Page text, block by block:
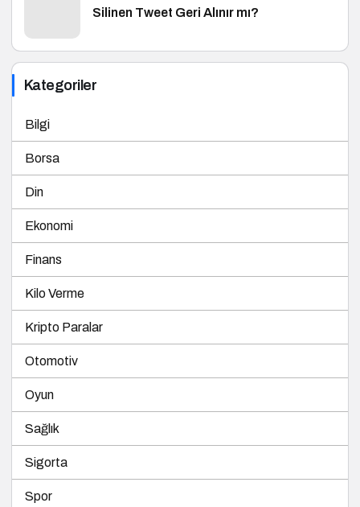
Silinen Tweet Geri Alınır mı?
Kategoriler
Bilgi
Borsa
Din
Ekonomi
Finans
Kilo Verme
Kripto Paralar
Otomotiv
Oyun
Sağlık
Sigorta
Spor